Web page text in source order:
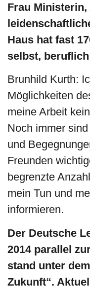
Frau
Haus hat fast
selbst,
Brunhild Kurth:
Möglichkeiten
meine Arbeit
Noch immer
und
Freunden
begrenzte
mein Tun und
informieren.
Der Deutsche
2014 parallel
stand unter
Zukunft“.